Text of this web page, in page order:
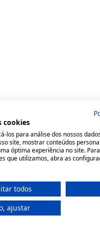
cookies
los para análise dos nossos
site, mostrar conteúdos
óptima experiência no site.
que utilizamos, abra as
todos
ajustar